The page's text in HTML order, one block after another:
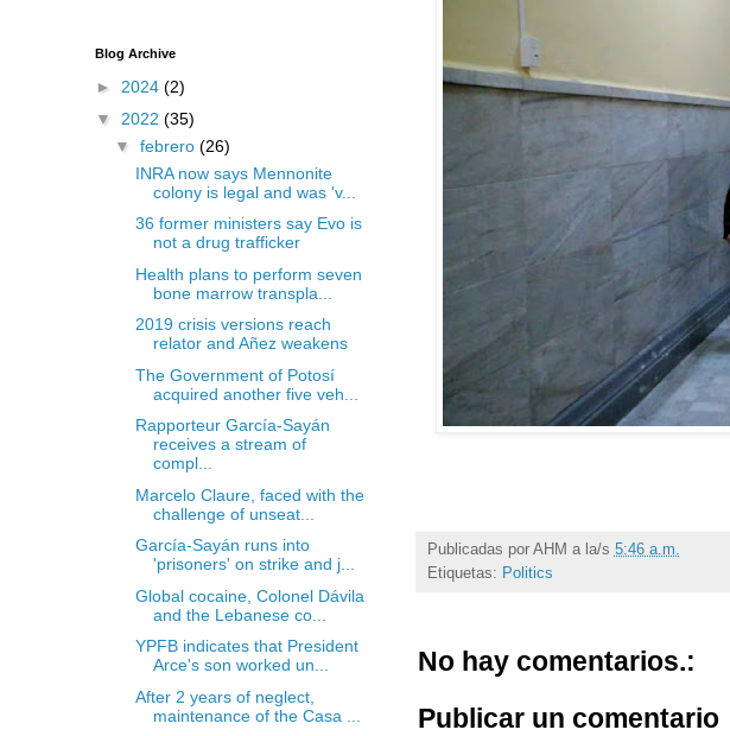
Publicadas por AHM a la/s 5:46 a.m.
Etiquetas: Politics
No hay comentarios.:
Publicar un comentario
Blog Archive
► 2024 (2)
▼ 2022 (35)
▼febrero(26)
INRA now says Mennonite
colony is legal and was 'v...
36 former ministers say Evo is
not a drug trafficker
Health plans to perform seven
bone marrow transpla...
2019 crisis versions reach
relator and Añez weakens
The Government of Potosí
acquired another five veh...
Rapporteur García-Sayán
receives a stream of
compl...
Marcelo Claure, faced with the
challenge of unseat...
García-Sayán runs into
'prisoners' on strike and j...
Global cocaine, Colonel Dávila
and the Lebanese co...
YPFB indicates that President
Arce's son worked un...
After 2 years of neglect,
maintenance of the Casa ...